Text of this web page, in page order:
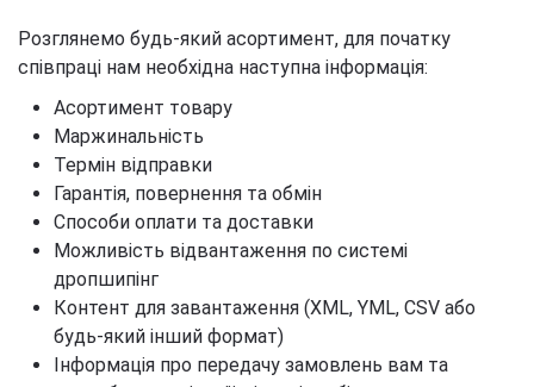
Розглянемо будь-який асортимент, для початку
співпраці нам необхідна наступна інформація:
Асортимент товару
Маржинальність
Термін відправки
Гарантія, повернення та обмін
Способи оплати та доставки
Можливість відвантаження по системі
дропшипінг
Контент для завантаження (XML, YML, CSV або
будь-який інший формат)
Інформація про передачу замовлень вам та